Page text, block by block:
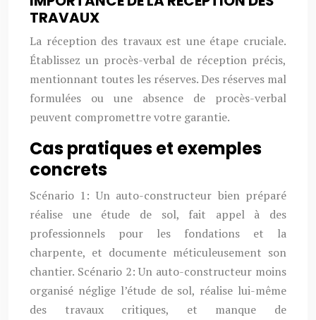
TRAVAUX
La réception des travaux est une étape cruciale.
Établissez un procès-verbal de réception précis,
mentionnant toutes les réserves. Des réserves mal
formulées ou une absence de procès-verbal
peuvent compromettre votre garantie.
Cas pratiques et exemples
concrets
Scénario 1: Un auto-constructeur bien préparé
réalise une étude de sol, fait appel à des
professionnels pour les fondations et la
charpente, et documente méticuleusement son
chantier. Scénario 2: Un auto-constructeur moins
organisé néglige l’étude de sol, réalise lui-même
des travaux critiques, et manque de